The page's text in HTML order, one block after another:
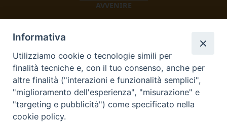
AVVENIRE
TV 2000
Informativa
Utilizziamo cookie o tecnologie simili per
finalità tecniche e, con il tuo consenso, anche per
altre finalità ("interazioni e funzionalità semplici",
"miglioramento dell'esperienza", "misurazione" e
"targeting e pubblicità") come specificato nella
cookie policy.